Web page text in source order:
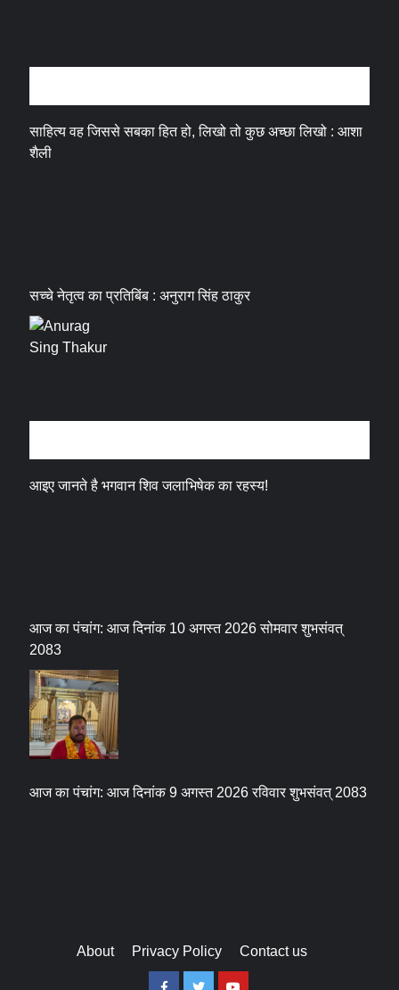
साहित्य वह जिससे सबका हित हो, लिखो तो कुछ अच्छा लिखो : आशा
शैली
सच्चे नेतृत्व का प्रतिबिंब : अनुराग सिंह ठाकुर
आइए जानते है भगवान शिव जलाभिषेक का रहस्य!
आज का पंचांग: आज दिनांक 10 अगस्त 2026 सोमवार शुभसंवत्
2083
आज का पंचांग: आज दिनांक 9 अगस्त 2026 रविवार शुभसंवत् 2083
About Privacy Policy Contact us
FacebookTwitterYoutube